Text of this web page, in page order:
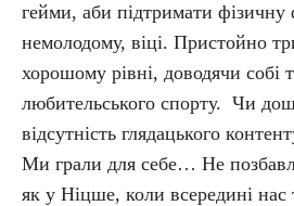
гейми, аби підтримати
немолодому, віці. Пристойно
хорошому рівні, доводячи собі
любительського спорту. Чи
відсутність глядацького
Ми грали для себе… Не
як у Ніцше, коли всередині нас